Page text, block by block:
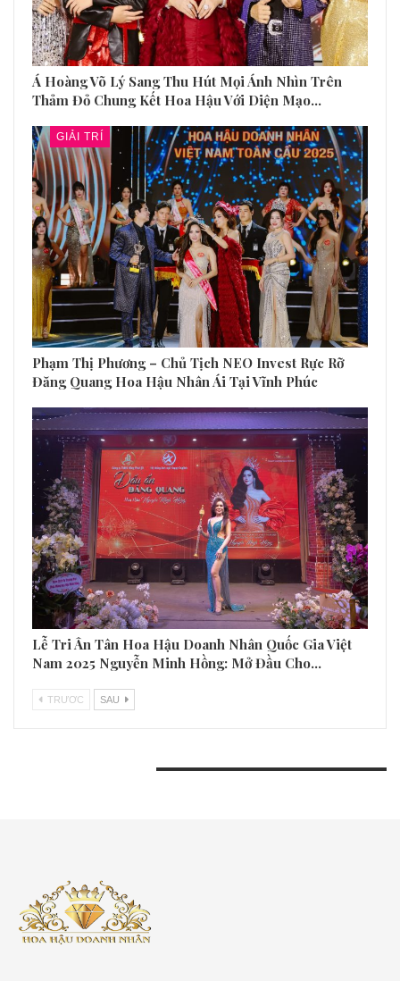
Á Hoàng Võ Lý Sang Thu Hút Mọi Ánh Nhìn Trên
Thảm Đỏ Chung Kết Hoa Hậu Với Diện Mạo…
GIẢI TRÍ
Phạm Thị Phương – Chủ Tịch NEO Invest Rực Rỡ
Đăng Quang Hoa Hậu Nhân Ái Tại Vĩnh Phúc
Lễ Tri Ân Tân Hoa Hậu Doanh Nhân Quốc Gia Việt
Nam 2025 Nguyễn Minh Hồng: Mở Đầu Cho…
TRƯƠC SAU